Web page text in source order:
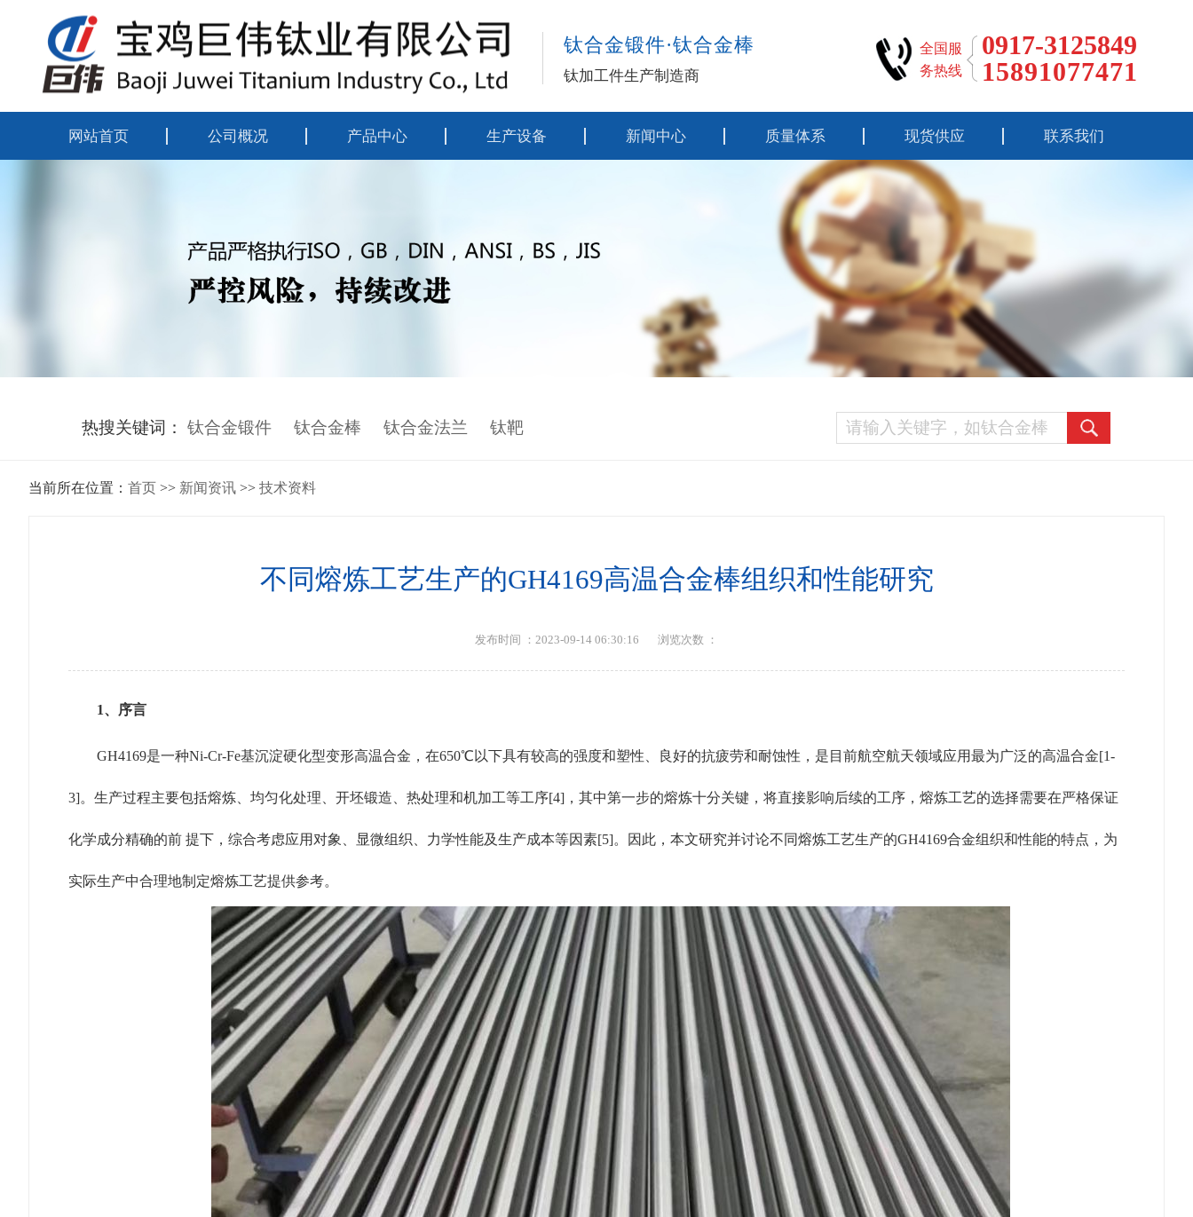
全国服
务热线
0917-3125849
15891077471
钛合金锻件·钛合金棒
钛加工件生产制造商
网站首页 公司概况 产品中心
靶材系列
生产设备 新闻中心 质量体系
执行标准
工艺性能
工艺流程
检测报告
现货供应
钛材料
钛锻件
钛加工件
钛靶锆靶铬靶
钛标准件
联系我们
热搜关键词： 钛合金锻件 钛合金棒 钛合金法兰 钛靶
当前所在位置： 首页 >> 新闻资讯 >> 技术资料
不同熔炼工艺生产的GH4169高温合金棒组织和性能研究
发布时间 ：2023-09-14 06:30:16 浏览次数 ：
1、序言
GH4169是一种Ni-Cr-Fe基沉淀硬化型变形高温合金，在650℃以下具有较高的强度和塑性、良好的抗疲劳和耐蚀性，是目前航空航天领域应用最为广泛的高温合金[1-
3]。生产过程主要包括熔炼、均匀化处理、开坯锻造、热处理和机加工等工序[4]，其中第一步的熔炼十分关键，将直接影响后续的工序，熔炼工艺的选择需要在严格保证
化学成分精确的前 提下，综合考虑应用对象、显微组织、力学性能及生产成本等因素[5]。因此，本文研究并讨论不同熔炼工艺生产的GH4169合金组织和性能的特点，为
实际生产中合理地制定熔炼工艺提供参考。